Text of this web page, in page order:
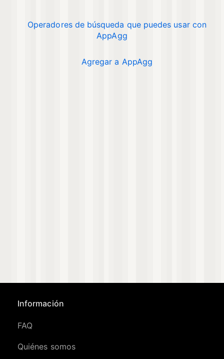
Operadores de búsqueda que puedes usar con
AppAgg
Agregar a AppAgg
Información
FAQ
Quiénes somos